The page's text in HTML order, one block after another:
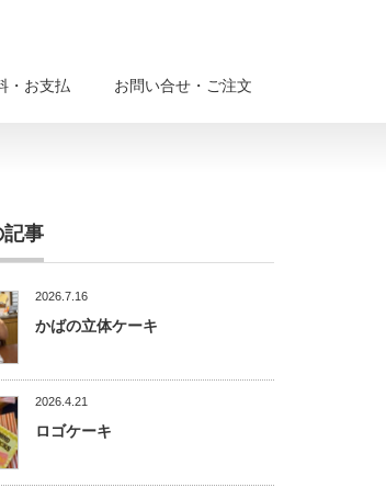
・お支払 お問い合せ・ご注文
記事
2026.7.16
かばの立体ケーキ
2026.4.21
ロゴケーキ